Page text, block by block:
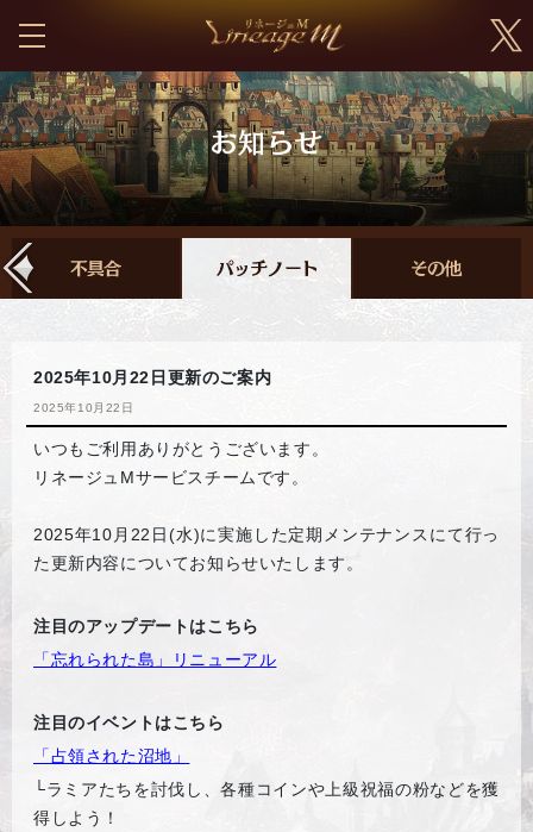
2025年10月22日更新のご案内
2025年10月22日
いつもご利用ありがとうございます。
リネージュMサービスチームです。
2025年10月22日(水)に実施した定期メンテナンスにて行っ
た更新内容についてお知らせいたします。
注目のアップデートはこちら
「忘れられた島」リニューアル
注目のイベントはこちら
「占領された沼地」
└ラミアたちを討伐し、各種コインや上級祝福の粉などを獲
得しよう！